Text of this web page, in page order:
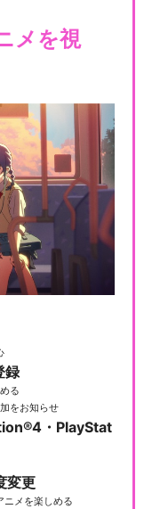
ペシャルアニメ
」
ンスタークリスタ
雷の伝説
ジュポケモン
画図鑑①
メを視
録
る
をお知らせ
・PlayStat
変更
ニメを楽しめる